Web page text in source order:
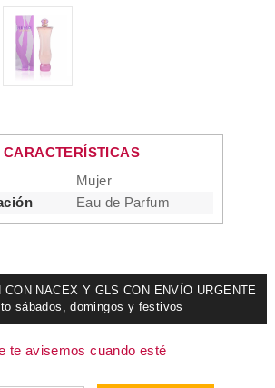
CARACTERÍSTICAS
Mujer
Eau de Parfum
NACEX Y GLS CON ENVÍO URGENTE
sábados, domingos y festivos
te avisemos cuando esté